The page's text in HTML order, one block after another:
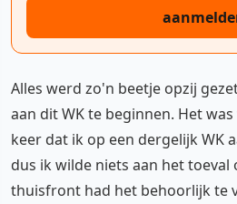
Alles werd zo'n beetje opzij
aan dit WK te beginnen. Het
keer dat ik op een dergelijk WK
dus ik wilde niets aan het toeval
thuisfront had het behoorlijk te